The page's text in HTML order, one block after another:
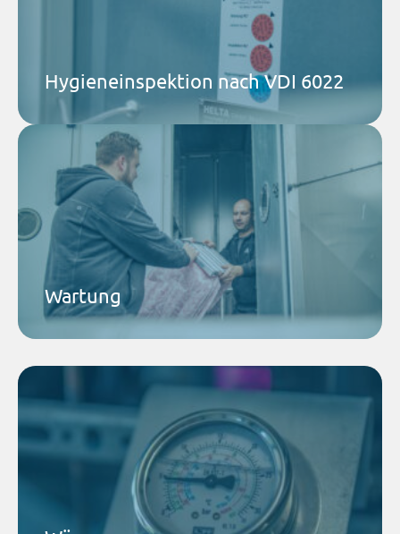
Hygieneinspektion nach VDI 6022
Hygieneinspektion lückenlos durch und geben klare
Handlungsempfehlungen.
Wartung
Airtec Service GmbH
Regelmäßige Wartung durch unser spezialisiertes
Team schützt Ihre Anlage, spart Energie und
vermeidet teure Ausfälle.
Mehr dazu
Airtec Kältetechnik GmbH
Zukunftssichere Wärmetechnik: Unsere
Wärmepumpen kühlen im Sommer und heizen im
Winter – effizient und umweltfreundlich.
Mehr dazu